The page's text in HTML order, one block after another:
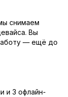
снимаем
Вы
— ещё до
и 3 офлайн-